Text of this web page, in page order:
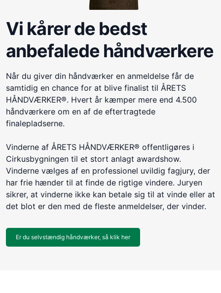
Vi kårer de bedst
anbefalede håndværkere
Når du giver din håndværker en anmeldelse får de
samtidig en chance for at blive finalist til ÅRETS
HÅNDVÆRKER®. Hvert år kæmper mere end 4.500
håndværkere om en af de eftertragtede
finalepladserne.
Vinderne af ÅRETS HÅNDVÆRKER® offentligøres i
Cirkusbygningen til et stort anlagt awardshow.
Vinderne vælges af en professionel uvildig fagjury, der
har frie hænder til at finde de rigtige vindere. Juryen
sikrer, at vinderne ikke kan betale sig til at vinde eller at
det blot er den med de fleste anmeldelser, der vinder.
Er du selvstændig håndværker, så klik her